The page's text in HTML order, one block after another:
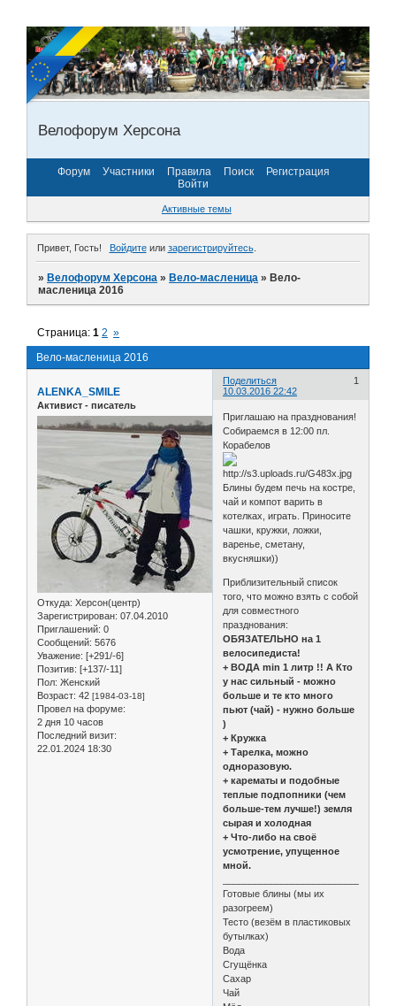
Велофорум Херсона
Форум Участники Правила Поиск
Регистрация
Войти
Активные темы
Привет, Гость! Войдитеили зарегистрируйтесь.
»Велофорум Херсона »Вело-масленица »Вело-
масленица 2016
Вело-масленица 2016
Страница:1 2 »
Поделиться
1
10.03.2016 22:42
ALENKA_SMILE
Активист - писатель
Откуда: Херсон(центр)
Зарегистрирован: 07.04.2010
Приглашений: 0
Сообщений: 5676
Уважение: [+291/-6]
Позитив: [+137/-11]
Пол: Женский
Возраст: 42 [1984-03-18]
Провел на форуме:
2 дня 10 часов
Последний визит:
22.01.2024 18:30
Приглашаю на празднования!
Собираемся в 12:00 пл.
Корабелов
Блины будем печь на костре,
чай и компот варить в
котелках, играть. Приносите
чашки, кружки, ложки,
варенье, сметану,
вкусняшки))
Приблизительный список
того, что можно взять с собой
для совместного
празднования:
ОБЯЗАТЕЛЬНО на 1
велосипедиста!
+ ВОДА min 1 литр !! А Кто
у нас сильный - можно
больше и те кто много
пьют (чай) - нужно больше
)
+ Кружка
+ Тарелка, можно
одноразовую.
+ карематы и подобные
теплые подпопники (чем
больше-тем лучше!) земля
сырая и холодная
+ Что-либо на своё
усмотрение, упущенное
мной.
Готовые блины (мы их
разогреем)
Тесто (везём в пластиковых
бутылках)
Вода
Сгущёнка
Сахар
Чай